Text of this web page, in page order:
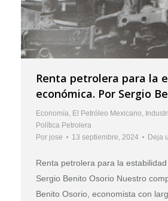
Renta petrolera para la
económica. Por Sergio
Economía, El Petróleo Mexicano,
Política Petrolera
Por jose 13 septiembre, 2024 Deja
Renta petrolera para la
Sergio Benito Osorio Nuestro
Benito Osorio, economista con